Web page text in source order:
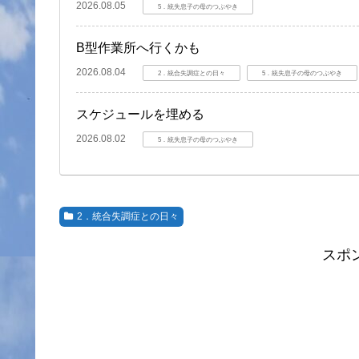
2026.08.05 5．統失息子の母のつぶやき
B型作業所へ行くかも
2026.08.04 2．統合失調症との日々 5．統失息子の母のつぶやき
スケジュールを埋める
2026.08.02 5．統失息子の母のつぶやき
2．統合失調症との日々
スポ